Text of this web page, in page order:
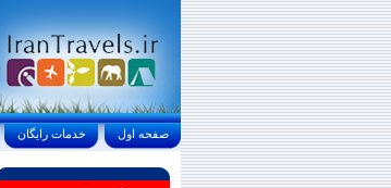
خدمات رايگان صفحه اول